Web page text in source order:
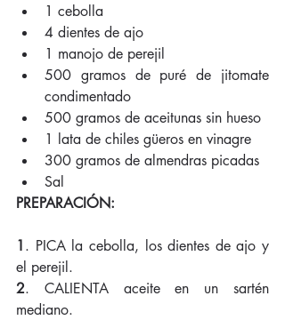
1 cebolla
4 dientes de ajo
1 manojo de perejil
500 gramos de puré de jitomate
condimentado
1 lata de chiles güeros en vinagre
Sal ​
PREPARACIÓN:
1. PICA la cebolla, los dientes de ajo y
el perejil.
2. CALIENTA aceite en un sartén
mediano.